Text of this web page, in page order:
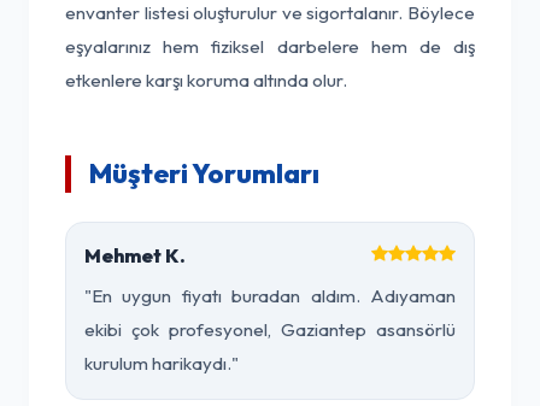
envanter listesi oluşturulur ve sigortalanır. Böylece
eşyalarınız hem fiziksel darbelere hem de dış
etkenlere karşı koruma altında olur.
Müşteri Yorumları
Mehmet K.
"En uygun fiyatı buradan aldım. Adıyaman
ekibi çok profesyonel, Gaziantep asansörlü
kurulum harikaydı."